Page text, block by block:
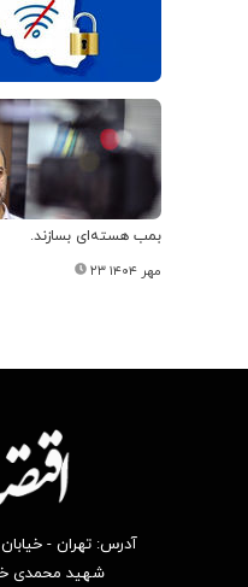
بمب هسته‌ای بسازند.
۲۳ مهر ۱۴۰۴
آدرس: تهران -
شهید محمدی